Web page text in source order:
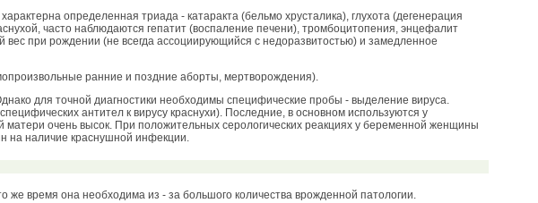
определенная триада - катаракта (бельмо хрусталика), глухота (дегенерация
часто наблюдаются гепатит (воспаление печени), тромбоцитопения, энцефалит
при рождении (не всегда ассоциирующийся с недоразвитостью) и замедленное
ранние и поздние аборты, мертворождения).
для точной диагностики необходимы специфические пробы - выделение вируса.
антител к вирусу краснухи). Последние, в основном используются у
очень высок. При положительных серологических реакциях у беременной женщины
на наличие краснушной инфекции.
время она необходима из - за большого количества врожденной патологии.